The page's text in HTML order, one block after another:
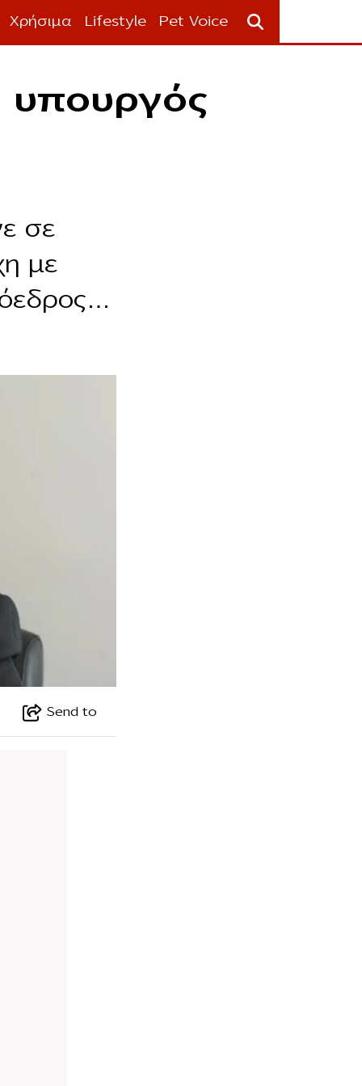
Χρήσιμα Lifestyle Pet Voice
υπουργός
σε
με
Send to